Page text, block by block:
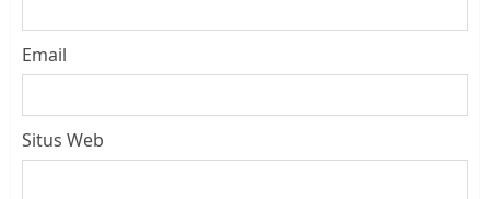
Email
Situs Web